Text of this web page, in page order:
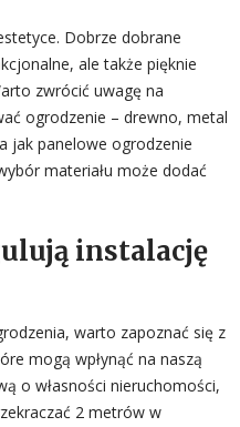
Dobrze dobrane
ale także pięknie
zwrócić uwagę na
ogrodzenie – drewno, metal
jak panelowe ogrodzenie
materiału może dodać
instalację
warto zapoznać się z
mogą wpłynąć na naszą
o własności nieruchomości,
2 metrów w